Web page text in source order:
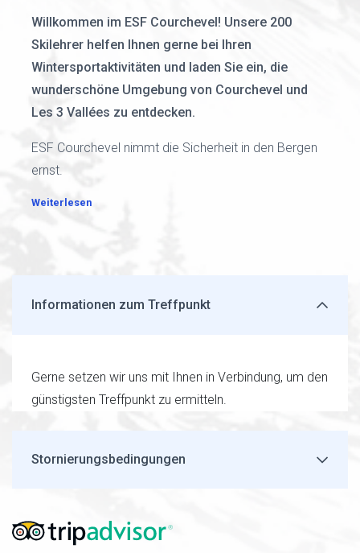
Willkommen im ESF Courchevel! Unsere 200
Skilehrer helfen Ihnen gerne bei Ihren
Wintersportaktivitäten und laden Sie ein, die
wunderschöne Umgebung von Courchevel und
Les 3 Vallées zu entdecken.
ESF Courchevel nimmt die Sicherheit in den Bergen
ernst.
Weiterlesen
Informationen zum Treffpunkt
Gerne setzen wir uns mit Ihnen in Verbindung, um den
günstigsten Treffpunkt zu ermitteln.
Stornierungsbedingungen